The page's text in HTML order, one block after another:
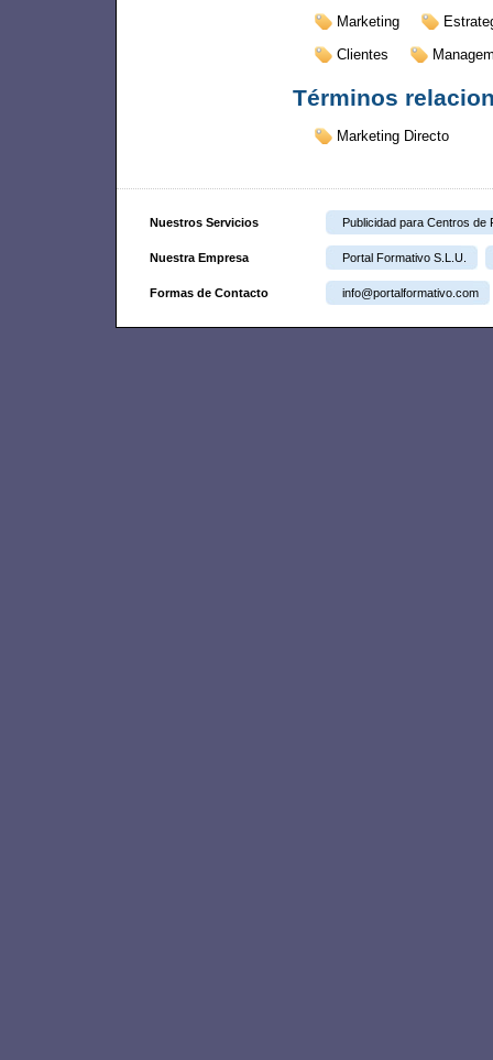
Marketing
Clientes
Términos
Marketing Directo
Nuestros Servicios Publicidad para Centros de
Nuestra Empresa Portal Formativo S.L.U.
Formas de Contacto info@portalformativo.com